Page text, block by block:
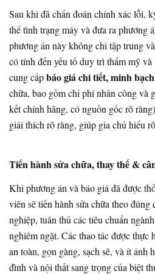
Sau khi đã chẩn đoán chính xác lỗi,
thể tình trạng máy và đưa ra phương
phương án này không chỉ tập trung
có tính đến yếu tố duy trì thẩm mỹ
cung cấpbáo giá chi tiết, minh bạch
chữa, bao gồm chi phí nhân công và
kết chính hãng, có nguồn gốc rõ
giải thích rõ ràng, giúp gia chủ hiểu
Tiến hành sửa chữa, thay thế &
Khi phương án và báo giá đã được
viên sẽ tiến hành sửa chữa theo
nghiệp, tuân thủ các tiêu chuẩn
nghiêm ngặt. Các thao tác được thực
an toàn, gọn gàng, sạch sẽ, và ít ảnh
đình và nội thất sang trọng của biệt